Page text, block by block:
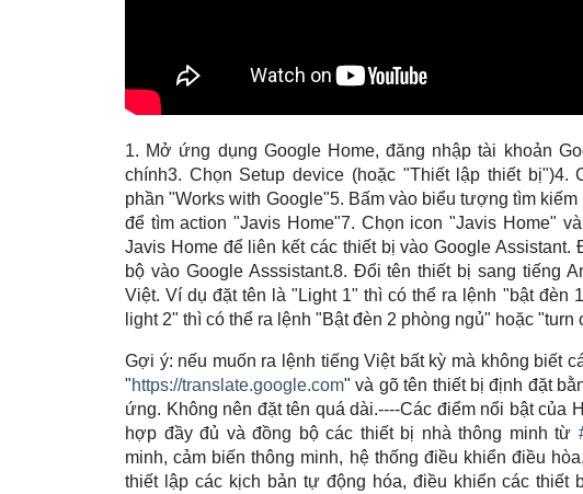
1. Mở ứng dụng Google Home, đăng nhập tài khoản
chính3. Chọn Setup device (hoặc "Thiết lập thiết bị")4.
phần "Works with Google"5. Bấm vào biểu tượng tìm
để tìm action "Javis Home"7. Chọn icon "Javis Home"
Javis Home để liên kết các thiết bị vào Google
bộ vào Google Asssistant.8. Đổi tên thiết bị sang tiếng
Việt. Ví dụ đặt tên là "Light 1" thì có thể ra lệnh "bật đèn
light 2" thì có thể ra lệnh "Bật đèn 2 phòng ngủ" hoặc "turn
Gợi ý: nếu muốn ra lệnh tiếng Việt bất kỳ mà không biết
"https://translate.google.com" và gõ tên thiết bị định đặt
ứng. Không nên đặt tên quá dài.----Các điểm nổi bật của
hợp đầy đủ và đồng bộ các thiết bị nhà thông minh từ
minh, cảm biến thông minh, hệ thống điều khiển điều
thiết lập các kịch bản tự động hóa, điều khiển các thiết